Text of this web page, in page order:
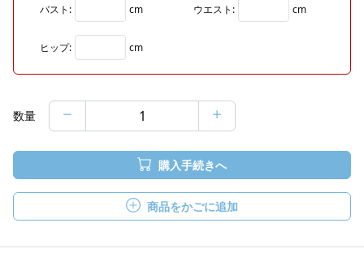
バスト: cm ウエスト: cm
ヒップ: cm
数量
購入手続きへ
商品をかごに追加